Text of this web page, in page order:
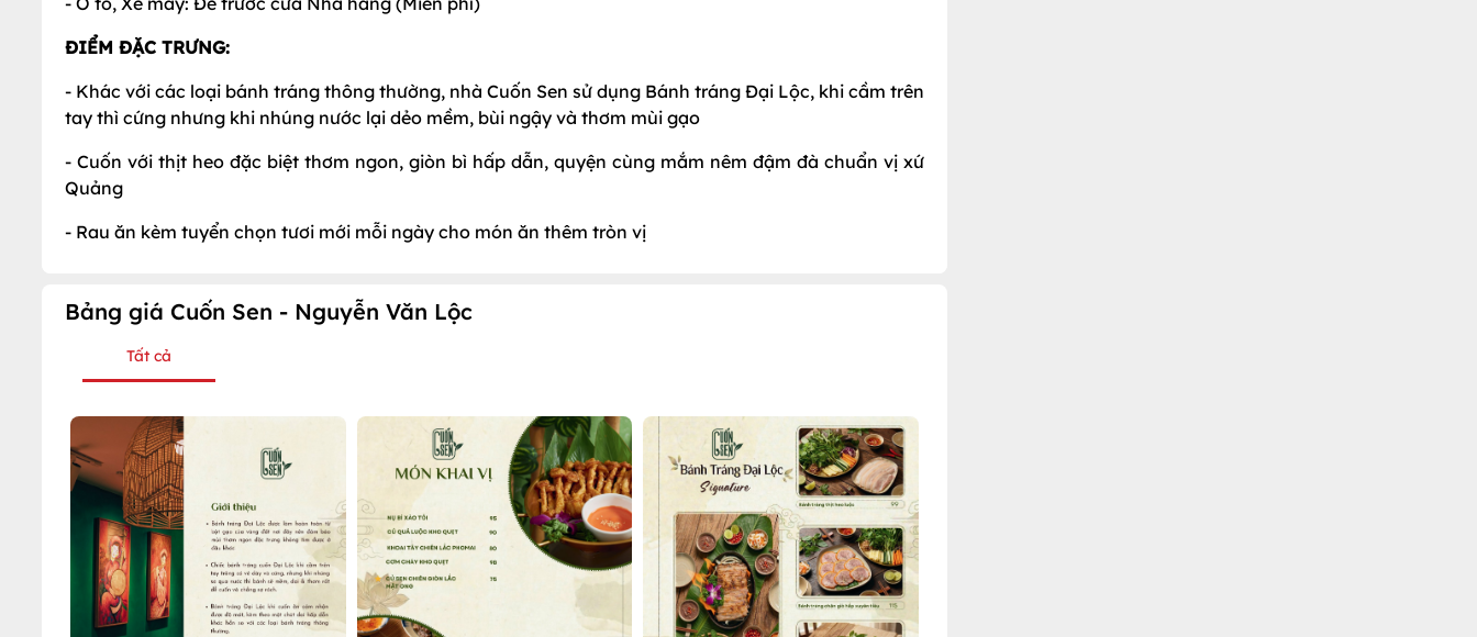
ĐIỂM ĐẶC TRƯNG:
- Khác với các loại bánh tráng thông thường, nhà Cuốn Sen sử dụng Bánh tráng Đại Lộc, khi cầm trên
tay thì cứng nhưng khi nhúng nước lại dẻo mềm, bùi ngậy và thơm mùi gạo
- Cuốn với thịt heo đặc biệt thơm ngon, giòn bì hấp dẫn, quyện cùng mắm nêm đậm đà chuẩn vị xứ
Quảng
- Rau ăn kèm tuyển chọn tươi mới mỗi ngày cho món ăn thêm tròn vị
Bảng giá Cuốn Sen - Nguyễn Văn Lộc
Tất cả